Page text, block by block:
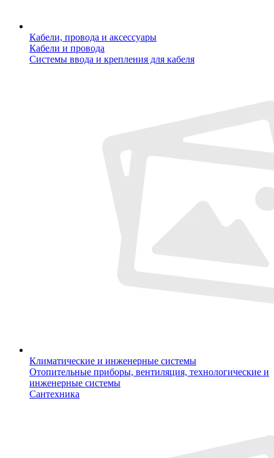
Кабели, провода и аксессуары
Кабели и провода
Системы ввода и крепления для кабеля
Климатические и инженерные системы
Отопительные приборы, вентиляция, технологические и
инженерные системы
Сантехника